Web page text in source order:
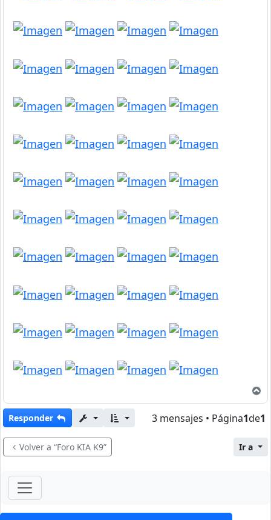
Responder 3 mensajes • Página1de1
Volver a “Foro KIA K9” Ir a
ForoClub 2025